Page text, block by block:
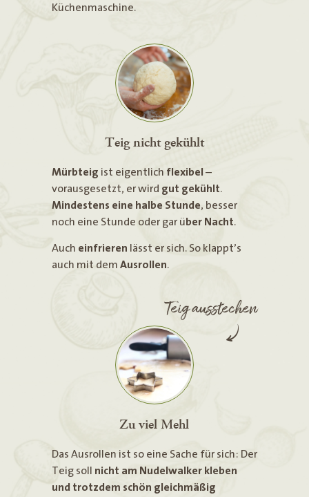
Küchenmaschine.
Teig nicht gekühlt
Mürbteig ist eigentlich flexibel –
vorausgesetzt, er wird gut gekühlt.
Mindestens eine halbe Stunde, besser
noch eine Stunde oder gar über Nacht.
Auch einfrieren lässt er sich. So klappt’s
auch mit dem Ausrollen.
Teig ausstechen
Zu viel Mehl
Das Ausrollen ist so eine Sache für sich: Der
Teig soll nicht am Nudelwalker kleben
und trotzdem schön gleichmäßig